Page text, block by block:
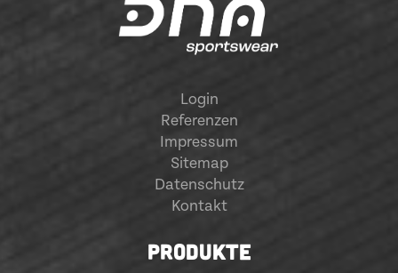
Login
Referenzen
Impressum
Sitemap
Datenschutz
Kontakt
PRODUKTE